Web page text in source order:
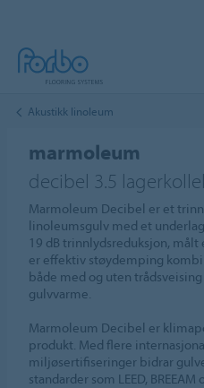
Akustikk linoleum
marmoleum
decibel 3.5
Marmoleum Decibel er et
linoleumsgulv med et
19 dB trinnlydsreduksjon, målt
er effektiv støydemping
både med og uten
gulvvarme.
Marmoleum Decibel er
produkt. Med flere
miljøsertifiseringer bidrar
standarder som LEED, BREEAM